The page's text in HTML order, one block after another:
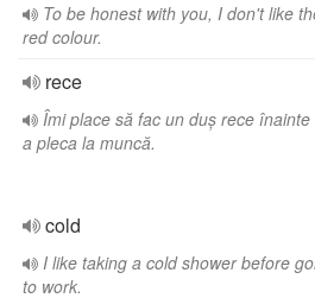
To be honest with you, I don't like
red colour.
rece
Îmi place să fac un duș rece înainte
a pleca la muncă.
cold
I like taking a cold shower before
to work.